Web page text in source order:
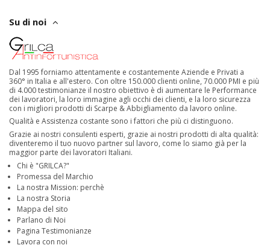
Su di noi
Dal 1995 forniamo attentamente e costantemente Aziende e Privati a
360° in Italia e all'estero. Con oltre 150.000 clienti online, 70.000 PMI e più
di 4.000 testimonianze il nostro obiettivo è di aumentare le Performance
dei lavoratori, la loro immagine agli occhi dei clienti, e la loro sicurezza
con i migliori prodotti di Scarpe & Abbigliamento da lavoro online.
Qualità e Assistenza costante sono i fattori che più ci distinguono.
Grazie ai nostri consulenti esperti, grazie ai nostri prodotti di alta qualità:
diventeremo il tuo nuovo partner sul lavoro, come lo siamo già per la
maggior parte dei lavoratori Italiani.
Chi è "GRILCA?"
Promessa del Marchio
La nostra Mission: perchè
La nostra Storia
Mappa del sito
Parlano di Noi
Pagina Testimonianze
Lavora con noi